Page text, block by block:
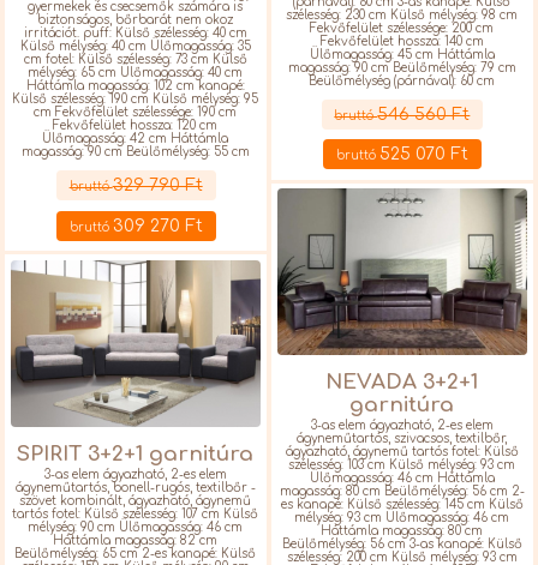
szélesség: 230 cm Külső mélység: 98 cm
Fekvőfelület szélessége: 200 cm
Fekvőfelület hossza: 140 cm
Ülőmagasság: 45 cm Háttámla
magasság: 90 cm Beülőmélység: 79 cm
Beülőmélység (párnával): 60 cm
Részletek
bruttó546 560 Ft
bruttó 525 070 Ft
gyermekek és csecsemők számára is
biztonságos, bőrbarát nem okoz
irritációt. puff: Külső szélesség: 40 cm
Külső mélység: 40 cm Ülőmagasság: 35
cm fotel: Külső szélesség: 73 cm Külső
mélység: 65 cm Ülőmagasság: 40 cm
Háttámla magasság: 102 cm kanapé:
Külső szélesség: 190 cm Külső mélység: 95
cm Fekvőfelület szélessége: 190 cm
Fekvőfelület hossza: 120 cm
Ülőmagasság: 42 cm Háttámla
magasság: 90 cm Beülőmélység: 55 cm
Részletek
bruttó329 790 Ft
bruttó 309 270 Ft
NEVADA 3+2+1
garnitúra
3-as elem ágyazható, 2-es elem
ágyneműtartós, szivacsos, textilbőr,
ágyazható, ágynemű tartós fotel: Külső
szélesség: 103 cm Külső mélység: 93 cm
Ülőmagasság: 46 cm Háttámla
magasság: 80 cm Beülőmélység: 56 cm 2-
es kanapé: Külső szélesség: 145 cm Külső
mélység: 93 cm Ülőmagasság: 46 cm
Háttámla magasság: 80 cm
Beülőmélység: 56 cm 3-as kanapé: Külső
szélesség: 200 cm Külső mélység: 93 cm
SPIRIT 3+2+1 garnitúra
3-as elem ágyazható, 2-es elem
ágyneműtartós, bonell-rugós, textilbőr -
szövet kombinált, ágyazható, ágynemű
tartós fotel: Külső szélesség: 107 cm Külső
mélység: 90 cm Ülőmagasság: 46 cm
Háttámla magasság: 82 cm
Beülőmélység: 65 cm 2-es kanapé: Külső